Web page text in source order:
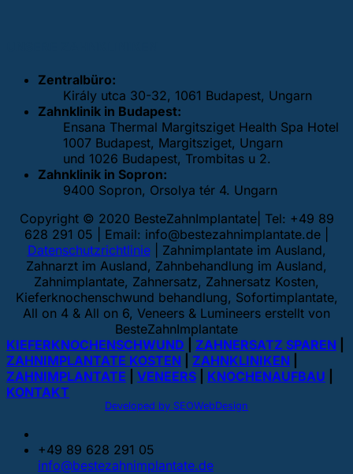
Zentralbüro:
Király utca 30-32, 1061 Budapest, Ungarn
Zahnklinik in Budapest:
Ensana Thermal Margitsziget Health Spa Hotel
1007 Budapest, Margitsziget, Ungarn
und 1026 Budapest, Trombitas u 2.
Zahnklinik in Sopron:
9400 Sopron, Orsolya tér 4. Ungarn
Copyright © 2020 BesteZahnImplantate| Tel: +49 89
628 291 05 | Email: info@bestezahnimplantate.de
Datenschutzrichtlinie| Zahnimplantate im Ausland,
Zahnarzt im Ausland, Zahnbehandlung im Ausland,
Zahnimplantate, Zahnersatz, Zahnersatz Kosten,
Kieferknochenschwund behandlung, Sofortimplantate,
All on 4 & All on 6, Veneers & Lumineers erstellt von
BesteZahnImplantate
KIEFERKNOCHENSCHWUND
ZAHNERSATZ SPAREN
ZAHNIMPLANTATE KOSTEN
ZAHNKLINIKEN
ZAHNIMPLANTATE
VENEERS KNOCHENAUFBAU
KONTAKT
Developed by SEOWebDesign
+49 89 628 291 05
info@bestezahnimplantate.de